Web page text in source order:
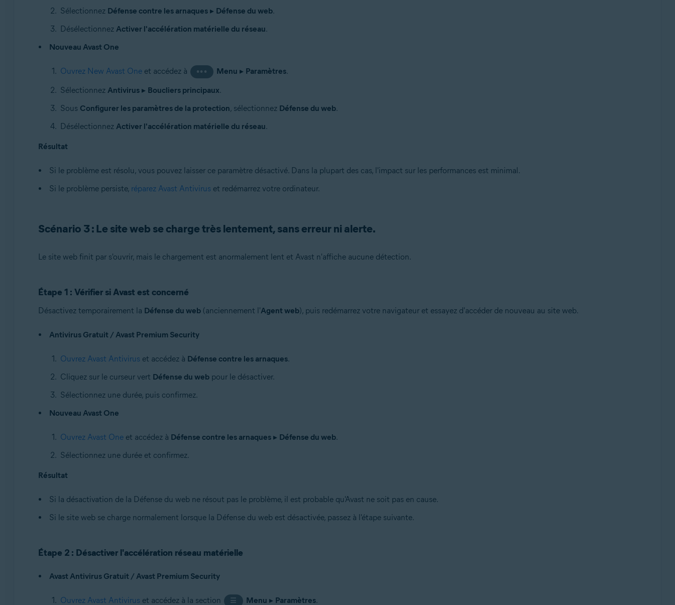
Sélectionnez Défense contre les arnaques▸ Défense du web.
Désélectionnez Activer l'accélération matérielle du réseau.
Nouveau Avast One
Ouvrez New Avast Oneet accédez à ••• Menu ▸ Paramètres.
Sélectionnez Antivirus▸ Boucliers principaux.
Sous Configurer les paramètres de la protection, sélectionnez Défense du web.
Désélectionnez Activer l'accélération matérielle du réseau.
Résultat
Si le problème est résolu, vous pouvez laisser ce paramètre désactivé. Dans la plupart des cas, l'impact sur les performances est minimal.
Si le problème persiste, réparez Avast Antivirus et redémarrez votre ordinateur.
Scénario 3 : Le site web se charge très lentement, sans erreur ni alerte.
Le site web finit par s'ouvrir, mais le chargement est anormalement lent et Avast n'affiche aucune détection.
Étape 1 : Vérifier si Avast est concerné
Désactivez temporairement la Défense du web(anciennement l'Agent web), puis redémarrez votre navigateur et essayez d'accéder de nouveau au site web.
Antivirus Gratuit / Avast Premium Security
Ouvrez Avast Antivirus et accédez à Défense contre les arnaques.
Cliquez sur le curseur vert Défense du webpour le désactiver.
Sélectionnez une durée, puis confirmez.
Nouveau Avast One
Ouvrez Avast Oneet accédez à Défense contre les arnaques▸ Défense du web.
Sélectionnez une durée et confirmez.
Résultat
Si la désactivation de la Défense du web ne résout pas le problème, il est probable qu'Avast ne soit pas en cause.
Si le site web se charge normalement lorsque la Défense du web est désactivée, passez à l'étape suivante.
Étape 2 : Désactiver l'accélération réseau matérielle
Avast Antivirus Gratuit / Avast Premium Security
Ouvrez Avast Antivirus et accédez à la section ☰ Menu ▸ Paramètres.